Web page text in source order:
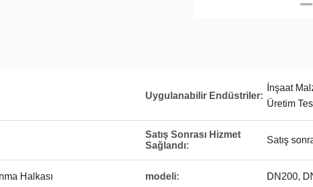
Uygulanabilir Endüstriler:
İnşaat
Üretim
Satış Sonrası Hizmet
Sağlandı:
Satış
Halkası modeli: DN200,